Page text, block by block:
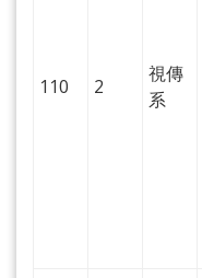
110 2
視傳
系